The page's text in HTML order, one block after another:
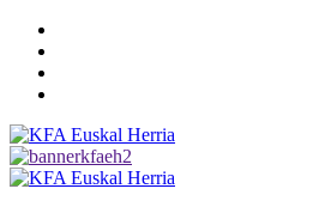
Saltar
contenido
Menú